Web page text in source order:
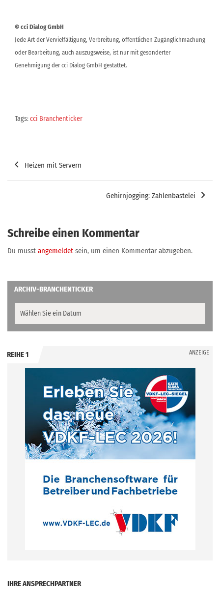
© cci Dialog GmbH
Jede Art der Vervielfältigung, Verbreitung, öffentlichen Zugänglichmachung
oder Bearbeitung, auch auszugsweise, ist nur mit gesonderter
Genehmigung der cci Dialog GmbH gestattet.
Tags:cci Branchenticker
Beitragsnavigation
Heizen mit Servern
Gehirnjogging: Zahlenbastelei
Schreibe einen Kommentar
Du musst angemeldet sein, um einen Kommentar abzugeben.
ARCHIV-BRANCHENTICKER
REIHE 1 ANZEIGE
IHRE ANSPRECHPARTNER